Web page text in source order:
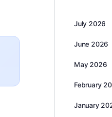
July 2026
June 2026
May 2026
February
January